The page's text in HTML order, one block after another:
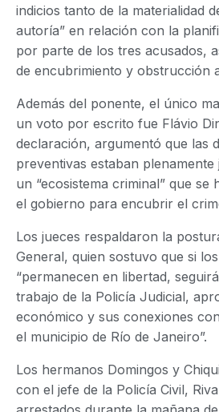
indicios tanto de la materialidad
autoría” en relación con la
por parte de los tres acusados,
de encubrimiento y obstrucción
Además del ponente, el único
un voto por escrito fue Flávio
declaración, argumentó que las
preventivas estaban plenamente
un “ecosistema criminal” que se
el gobierno para encubrir el
Los jueces respaldaron la
General, quien sostuvo que si
“permanecen en libertad,
trabajo de la Policía Judicial,
económico y sus conexiones
el municipio de Río de Janeiro”.
Los hermanos Domingos y
con el jefe de la Policía Civil,